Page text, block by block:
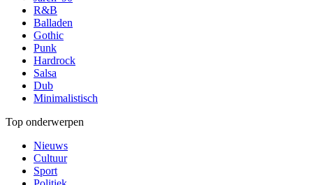
R&B
Balladen
Gothic
Punk
Hardrock
Salsa
Dub
Minimalistisch
Top onderwerpen
Nieuws
Cultuur
Sport